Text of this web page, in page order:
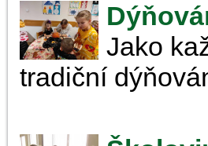
Jako
tradiční